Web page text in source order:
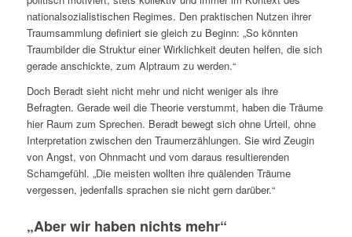
nationalsozialistischen Regimes. Den praktischen Nutzen ihrer
Traumsammlung definiert sie gleich zu Beginn: „So könnten
Traumbilder die Struktur einer Wirklichkeit deuten helfen, die sich
gerade anschickte, zum Alptraum zu werden.“
Doch Beradt sieht nicht mehr und nicht weniger als ihre
Befragten. Gerade weil die Theorie verstummt, haben die Träume
hier Raum zum Sprechen. Beradt bewegt sich ohne Urteil, ohne
Interpretation zwischen den Traumerzählungen. Sie wird Zeugin
von Angst, von Ohnmacht und vom daraus resultierenden
Schamgefühl. „Die meisten wollten ihre quälenden Träume
vergessen, jedenfalls sprachen sie nicht gern darüber.“
„Aber wir haben nichts mehr“